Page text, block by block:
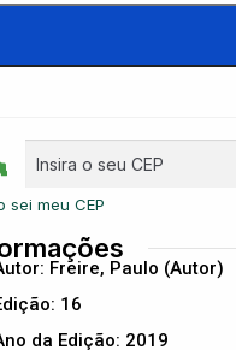
sei meu CEP
Freire, Paulo (Autor)
16
da Edição: 2019